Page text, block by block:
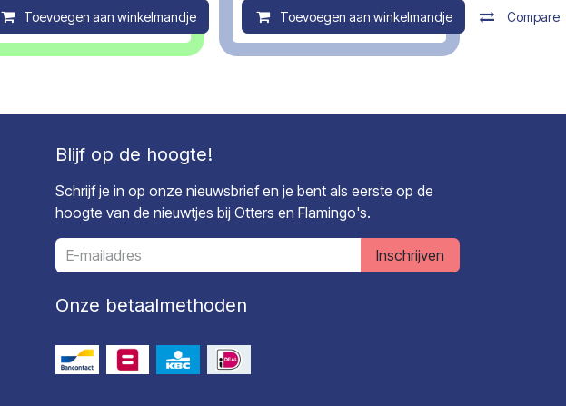
CompareToevoegen aan winkelmandje CompareToevoegen aan winkelmandje Compare
Blijf op de hoogte!
Schrijf je in op onze nieuwsbrief en je bent als eerste op de
hoogte van de nieuwtjes bij Otters en Flamingo's.
Inschrijven
Onze betaalmethoden